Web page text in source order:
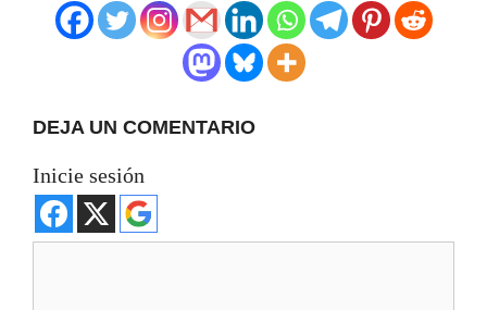
DEJA UN COMENTARIO
Inicie sesión